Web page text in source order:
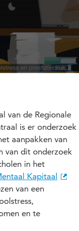
van de Regionale
is er onderzoek
aanpakken van
van dit onderzoek
in het
Kapitaal
van een
en te